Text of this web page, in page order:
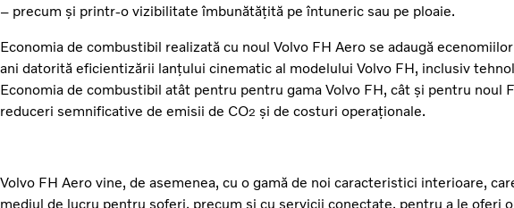
– precum și printr-o vizibilitate îmbunătățită pe întuneric sau pe ploaie.
Economia de combustibil realizată cu noul Volvo FH Aero se adaugă
ani datorită eficientizării lanțului cinematic al modelului Volvo FH, inclusiv
Economia de combustibil atât pentru pentru gama Volvo FH, cât și pentru noul
reduceri semnificative de emisii de CO2 și de costuri operaționale.
Volvo FH Aero vine, de asemenea, cu o gamă de noi caracteristici interioare,
mediul de lucru pentru șoferi, precum și cu servicii conectate, pentru a le oferi